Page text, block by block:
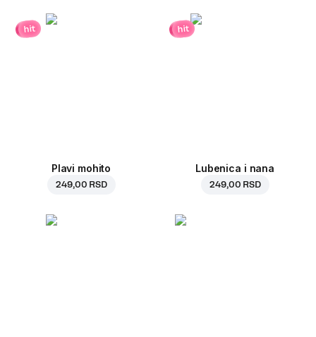
hit
Plavi mohito
249,00 RSD
hit
Lubenica i nana
249,00 RSD